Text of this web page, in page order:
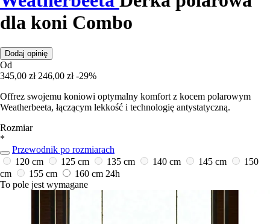
dla koni Combo
Dodaj opinię
Od
345,00 zł 246,00 zł -29%
Offrez swojemu koniowi optymalny komfort z kocem polarowym
Weatherbeeta, łączącym lekkość i technologię antystatyczną.
Rozmiar
*
Przewodnik po rozmiarach
120 cm
125 cm 135 cm 140 cm 145 cm
150
cm
155 cm 160 cm 24h
To pole jest wymagane